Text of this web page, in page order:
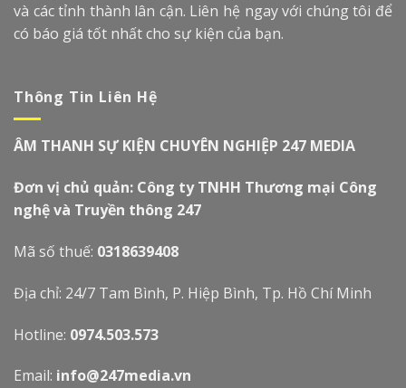
và các tỉnh thành lân cận. Liên hệ ngay với chúng tôi để
có báo giá tốt nhất cho sự kiện của bạn.
Thông Tin Liên Hệ
ÂM THANH SỰ KIỆN CHUYÊN NGHIỆP 247 MEDIA
Đơn vị chủ quản: Công ty TNHH Thương mại Công
nghệ và Truyền thông 247
Mã số thuế: 0318639408
Địa chỉ: 24/7 Tam Bình, P. Hiệp Bình, Tp. Hồ Chí Minh
Hotline: 0974.503.573
Email: info@247media.vn